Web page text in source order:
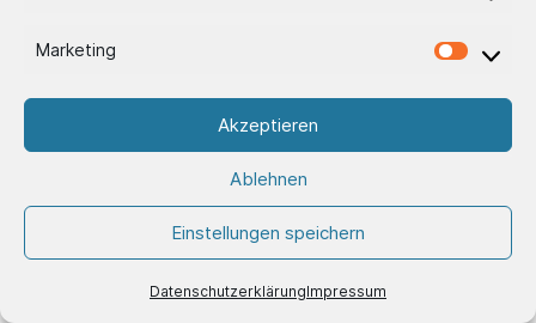
Marketing
Akzeptieren
Ablehnen
Einstellungen speichern
DatenschutzerklärungImpressum